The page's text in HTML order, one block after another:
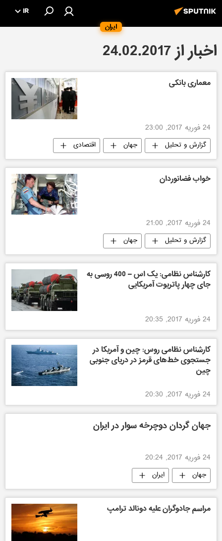
ایران
IR
اخبار از 24.02.2017
معماری بانکی
24 فوریه 2017, 23:00
گزارش و تحلیل جهان اقتصادی
خواب فضانوردان
24 فوریه 2017, 21:00
گزارش و تحلیل جهان
کارشناس نظامی: یک اس – 400 روسی به
جای چهار پاتریوت آمریکایی
24 فوریه 2017, 20:35
کارشناس نظامی روس: چین و آمریکا در
جستجوی خط‌های قرمز در دریای جنوبی
چین
24 فوریه 2017, 20:30
جهان گردان دوچرخه سوار در ایران
24 فوریه 2017, 20:24
جهان ایران
مراسم جادوگران علیه دونالد ترامپ